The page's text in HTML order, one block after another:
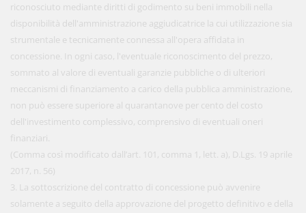
riconosciuto mediante diritti di godimento su beni immobili nella
disponibilità dell'amministrazione aggiudicatrice la cui utilizzazione sia
strumentale e tecnicamente connessa all'opera affidata in
concessione. In ogni caso, l'eventuale riconoscimento del prezzo,
sommato al valore di eventuali garanzie pubbliche o di ulteriori
meccanismi di finanziamento a carico della pubblica amministrazione,
non può essere superiore al quarantanove per cento del costo
dell'investimento complessivo, comprensivo di eventuali oneri
finanziari.
(Comma così modificato dall’art. 101, comma 1, lett. a), D.Lgs. 19 aprile
2017, n. 56)
3. La sottoscrizione del contratto di concessione può avvenire
solamente a seguito della approvazione del progetto definitivo e della